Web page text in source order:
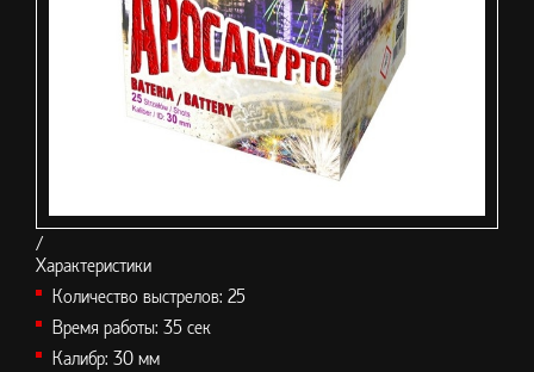
/
Характеристики
Количество выстрелов: 25
Время работы: 35 сек
Калибр: 30 мм